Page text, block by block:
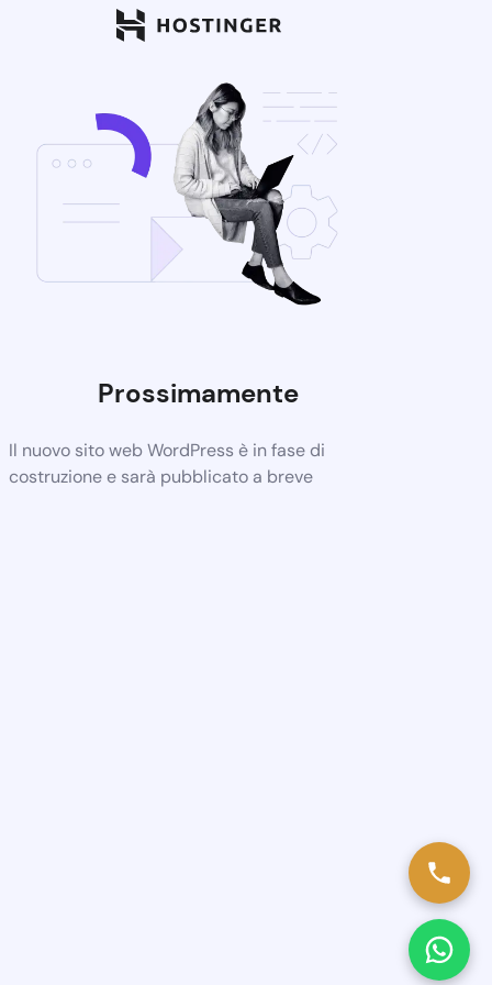
Prossimamente
Il nuovo sito web WordPress è in fase di
costruzione e sarà pubblicato a breve